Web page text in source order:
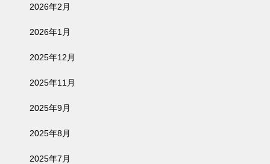
2026年2月
2026年1月
2025年12月
2025年11月
2025年9月
2025年8月
2025年7月